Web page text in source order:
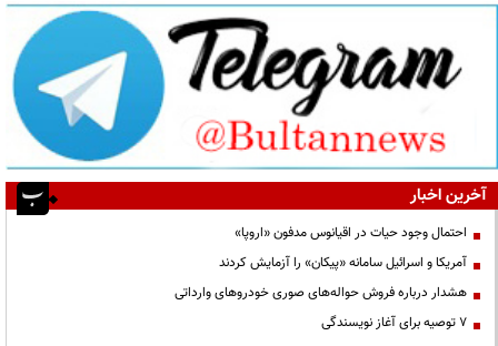
آخرین اخبار
احتمال وجود حیات در اقیانوس مدفون «اروپا»
آمریکا و اسرائیل سامانه «پیکان» را آزمایش کردند
هشدار درباره فروش حواله‌های صوری خودروهای وارداتی
۷ توصیه برای آغاز نویسندگی